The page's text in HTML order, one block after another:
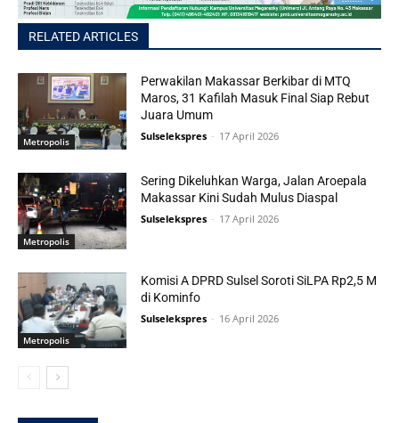
RELATED ARTICLES
Metropolis
Perwakilan Makassar Berkibar di MTQ
Maros, 31 Kafilah Masuk Final Siap Rebut
Juara Umum
Sulselekspres - 17 April 2026
Metropolis
Sering Dikeluhkan Warga, Jalan Aroepala
Makassar Kini Sudah Mulus Diaspal
Sulselekspres - 17 April 2026
Metropolis
Komisi A DPRD Sulsel Soroti SiLPA Rp2,5 M
di Kominfo
Sulselekspres - 16 April 2026